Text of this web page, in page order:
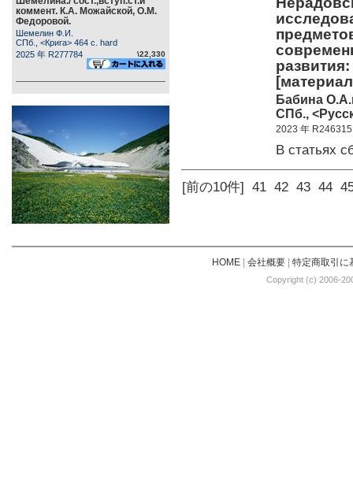
коммент. К.А. Можайской, О.М.
Федоровой.
Шемелин Ф.И.
СПб., <Крига> 464 c. hard
2025 年 R277784
\22,330
Бабина
СПб.,
2023 年 R246315
В статьях
[前の10件] 41 42 43 44
HOME| 会社概要| 特定商取引に
Copyright (c) 2006-